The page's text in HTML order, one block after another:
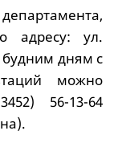
адресу: ул.
будним дням с
можно
56-13-64